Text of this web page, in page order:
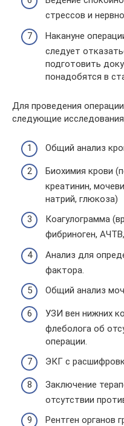
стрессов и
Накануне
следует
подготовить
понадобятся в
Для проведения
следующие
Общий анализ
Биохимия крови
креатинин,
натрий, глюкоза)
Коагулограмма
фибриноген,
Анализ для
фактора.
Общий анализ
УЗИ вен нижних
флеболога об
операции.
ЭКГ с
Заключение
отсутствии
Рентген органов